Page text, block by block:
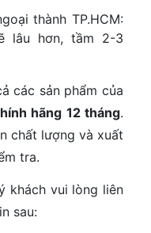
thành TP.HCM:
lâu hơn, tầm 2-3
các sản phẩm của
hãng 12 tháng.
chất lượng và xuất
tra.
khách vui lòng liên
sau: